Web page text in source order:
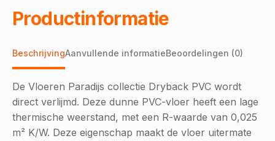
Productinformatie
BeschrijvingAanvullende informatieBeoordelingen (0)
De Vloeren Paradijs collectie Dryback PVC wordt
direct verlijmd. Deze dunne PVC-vloer heeft een lage
thermische weerstand, met een R-waarde van 0,025
m² K/W. Deze eigenschap maakt de vloer uitermate